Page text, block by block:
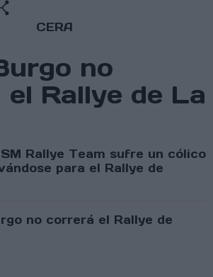
CERA
no
Rallye de La
Rallye Team sufre un cólico
para el Rallye de